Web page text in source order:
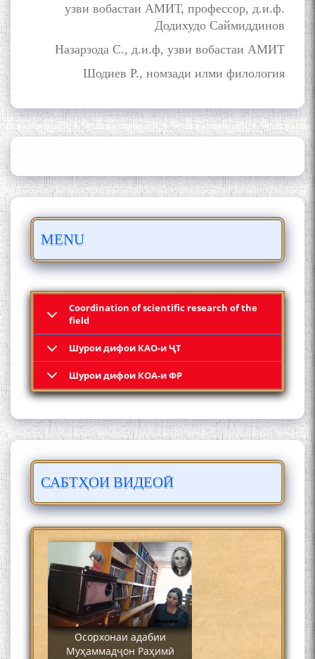
узви вобастаи АМИТ, профессор, д.и.ф.
Додихудо Саймиддинов
Назарзода С., д.и.ф, узви вобастаи АМИТ
Шодиев Р., номзади илми филология
MENU
Coordination of scientific research of the
field
Шурои дифои КАО-и ҶТ
Шурои дифои КОА-и ФР
САБТҲОИ ВИДЕОӢ
АЗ ҶОНИБИ ОЛИМОНИ
АКАДЕМИЯИ МИЛЛИИ
БО 4 000 000 СОМОНӢ
ПАЙКАРА ВА ОСОРХОНАИ
ШУД!
Кадамчо Худои Шарифзода
Сайре дар Осорхона
Муҳаммадҷон Раҳимӣ
Осорхонаи адабии
Муҳаммадҷон Раҳимӣ